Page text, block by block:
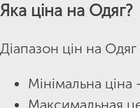
Яка ціна на Одяг?
Діапазон цін на
Мінімальна ціна
Максимальная